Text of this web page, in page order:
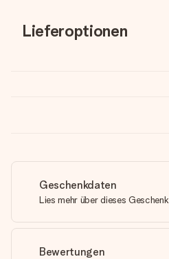
Lieferoptionen
Geschenkdaten
Lies mehr über dieses Geschenk
Bewertungen